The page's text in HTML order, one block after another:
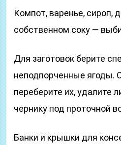
Компот, варенье, сироп,
собственном соку —
Для заготовок берите
неподпорченные ягоды.
переберите их, удалите
чернику под проточной
Банки и крышки для